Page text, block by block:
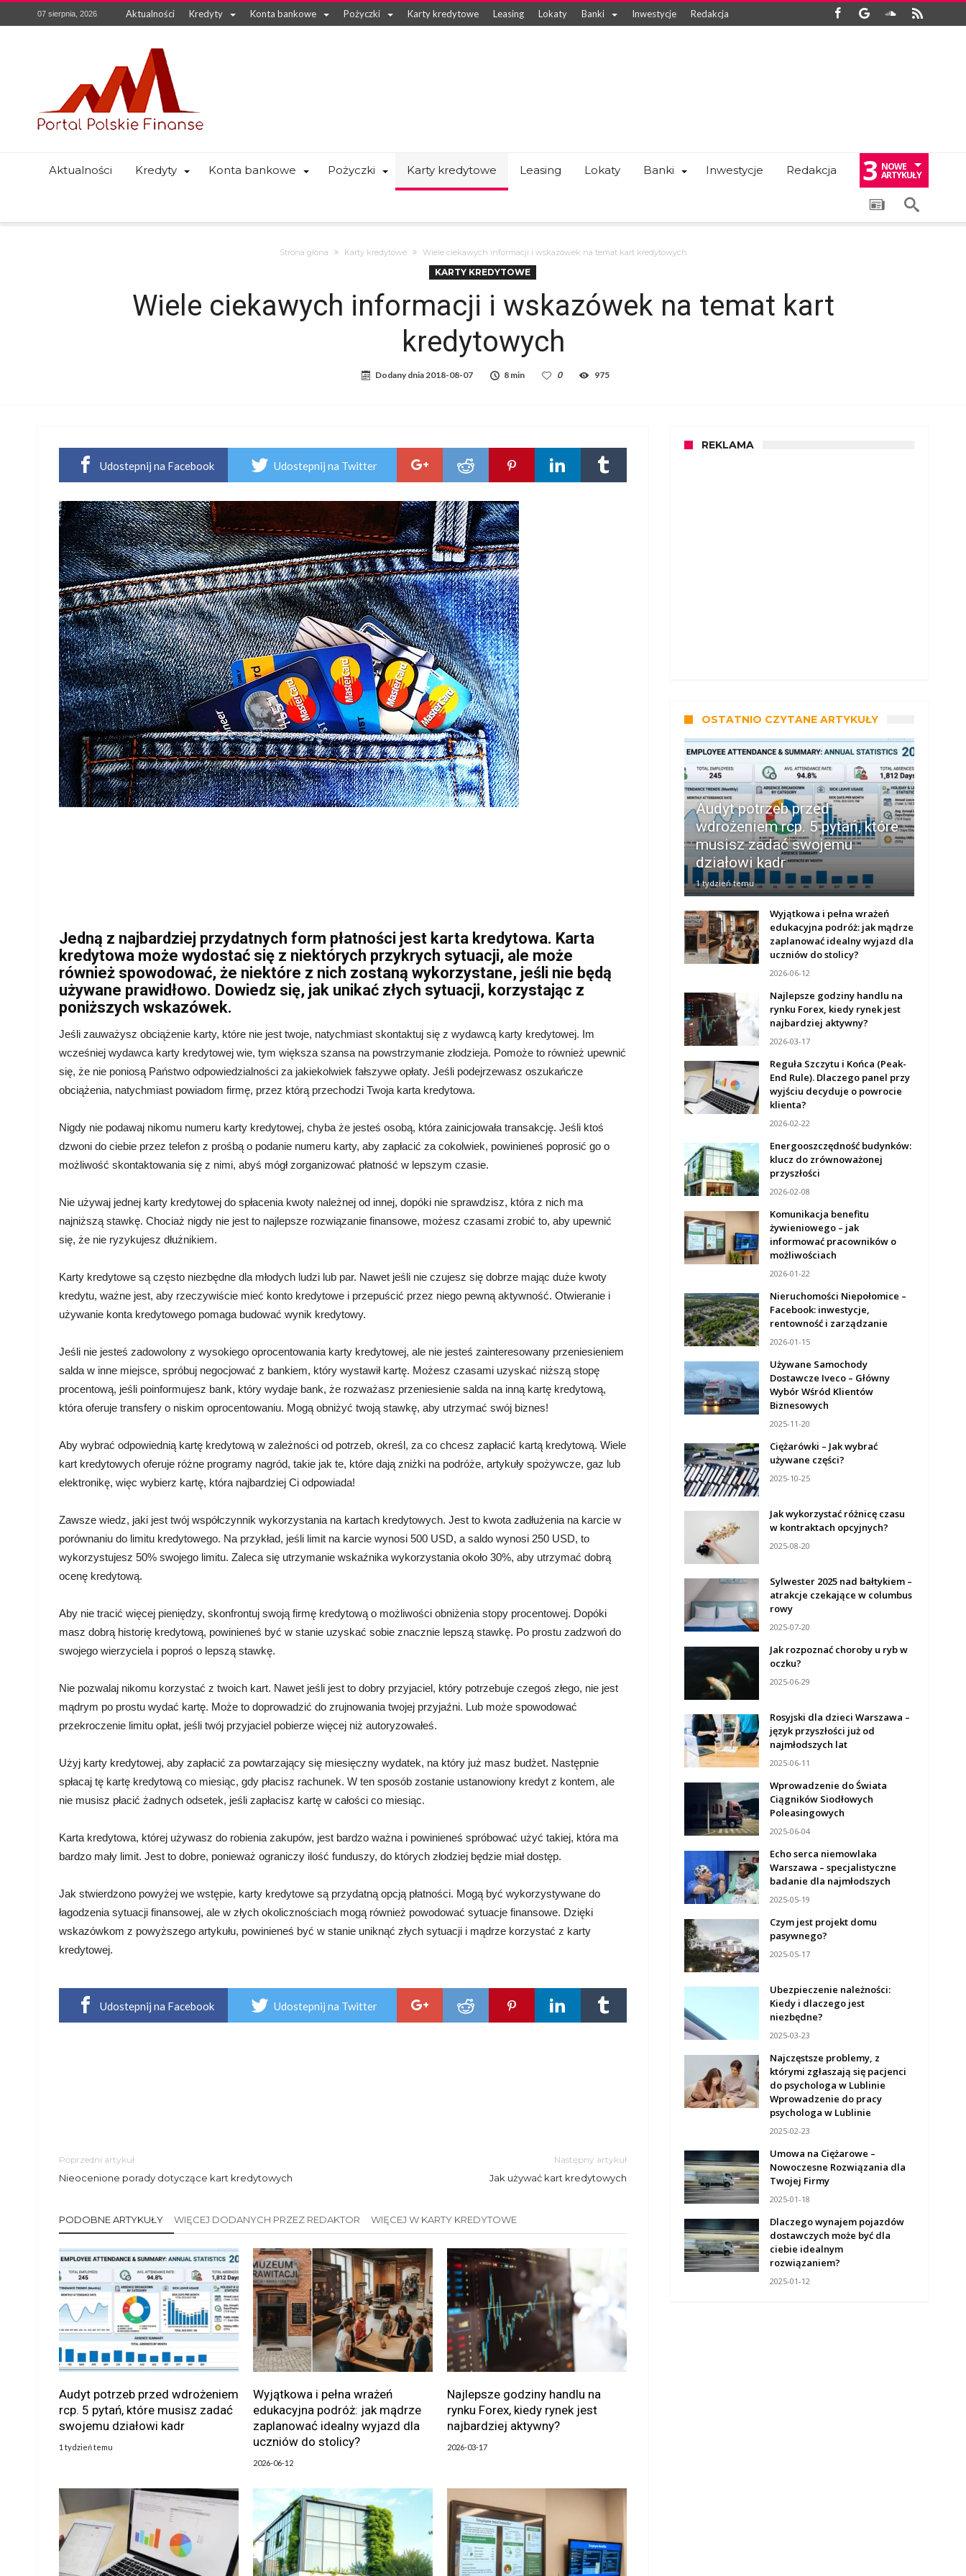
07 sierpnia, 2026 Aktualności Kredyty Konta bankowe Pożyczki Karty kredytowe Leasing Lokaty Banki Inwestycje Redakcja
Aktualności Kredyty Konta bankowe Pożyczki Karty kredytowe Leasing Lokaty Banki Inwestycje Redakcja 3 NOWE
ARTYKUŁY
Strona głóna Karty kredytowe Wiele ciekawych informacji i wskazówek na temat kart kredytowych
KARTY KREDYTOWE
Wiele ciekawych informacji i wskazówek na temat kart
kredytowych
Dodany dnia2018-08-07 8 min 0 975
Udostepnij na Facebook Udostepnij na Twitter
Jedną z najbardziej przydatnych form płatności jest karta kredytowa. Karta
kredytowa może wydostać się z niektórych przykrych sytuacji, ale może
również spowodować, że niektóre z nich zostaną wykorzystane, jeśli nie będą
używane prawidłowo. Dowiedz się, jak unikać złych sytuacji, korzystając z
poniższych wskazówek.
Jeśli zauważysz obciążenie karty, które nie jest twoje, natychmiast skontaktuj się z wydawcą karty kredytowej. Im
wcześniej wydawca karty kredytowej wie, tym większa szansa na powstrzymanie złodzieja. Pomoże to również upewnić
się, że nie poniosą Państwo odpowiedzialności za jakiekolwiek fałszywe opłaty. Jeśli podejrzewasz oszukańcze
obciążenia, natychmiast powiadom firmę, przez którą przechodzi Twoja karta kredytowa.
Nigdy nie podawaj nikomu numeru karty kredytowej, chyba że jesteś osobą, która zainicjowała transakcję. Jeśli ktoś
dzwoni do ciebie przez telefon z prośbą o podanie numeru karty, aby zapłacić za cokolwiek, powinieneś poprosić go o
możliwość skontaktowania się z nimi, abyś mógł zorganizować płatność w lepszym czasie.
Nie używaj jednej karty kredytowej do spłacenia kwoty należnej od innej, dopóki nie sprawdzisz, która z nich ma
najniższą stawkę. Chociaż nigdy nie jest to najlepsze rozwiązanie finansowe, możesz czasami zrobić to, aby upewnić
się, że nie ryzykujesz dłużnikiem.
Karty kredytowe są często niezbędne dla młodych ludzi lub par. Nawet jeśli nie czujesz się dobrze mając duże kwoty
kredytu, ważne jest, aby rzeczywiście mieć konto kredytowe i przepuścić przez niego pewną aktywność. Otwieranie i
używanie konta kredytowego pomaga budować wynik kredytowy.
Jeśli nie jesteś zadowolony z wysokiego oprocentowania karty kredytowej, ale nie jesteś zainteresowany przeniesieniem
salda w inne miejsce, spróbuj negocjować z bankiem, który wystawił kartę. Możesz czasami uzyskać niższą stopę
procentową, jeśli poinformujesz bank, który wydaje bank, że rozważasz przeniesienie salda na inną kartę kredytową,
która oferuje transfery o niskim oprocentowaniu. Mogą obniżyć twoją stawkę, aby utrzymać swój biznes!
Aby wybrać odpowiednią kartę kredytową w zależności od potrzeb, określ, za co chcesz zapłacić kartą kredytową. Wiele
kart kredytowych oferuje różne programy nagród, takie jak te, które dają zniżki na podróże, artykuły spożywcze, gaz lub
elektronikę, więc wybierz kartę, która najbardziej Ci odpowiada!
Zawsze wiedz, jaki jest twój współczynnik wykorzystania na kartach kredytowych. Jest to kwota zadłużenia na karcie w
porównaniu do limitu kredytowego. Na przykład, jeśli limit na karcie wynosi 500 USD, a saldo wynosi 250 USD, to
wykorzystujesz 50% swojego limitu. Zaleca się utrzymanie wskaźnika wykorzystania około 30%, aby utrzymać dobrą
ocenę kredytową.
Aby nie tracić więcej pieniędzy, skonfrontuj swoją firmę kredytową o możliwości obniżenia stopy procentowej. Dopóki
masz dobrą historię kredytową, powinieneś być w stanie uzyskać sobie znacznie lepszą stawkę. Po prostu zadzwoń do
swojego wierzyciela i poproś o lepszą stawkę.
Nie pozwalaj nikomu korzystać z twoich kart. Nawet jeśli jest to dobry przyjaciel, który potrzebuje czegoś złego, nie jest
mądrym po prostu wydać kartę. Może to doprowadzić do zrujnowania twojej przyjaźni. Lub może spowodować
przekroczenie limitu opłat, jeśli twój przyjaciel pobierze więcej niż autoryzowałeś.
Użyj karty kredytowej, aby zapłacić za powtarzający się miesięczny wydatek, na który już masz budżet. Następnie
spłacaj tę kartę kredytową co miesiąc, gdy płacisz rachunek. W ten sposób zostanie ustanowiony kredyt z kontem, ale
nie musisz płacić żadnych odsetek, jeśli zapłacisz kartę w całości co miesiąc.
Karta kredytowa, której używasz do robienia zakupów, jest bardzo ważna i powinieneś spróbować użyć takiej, która ma
bardzo mały limit. Jest to dobre, ponieważ ograniczy ilość funduszy, do których złodziej będzie miał dostęp.
Jak stwierdzono powyżej we wstępie, karty kredytowe są przydatną opcją płatności. Mogą być wykorzystywane do
łagodzenia sytuacji finansowej, ale w złych okolicznościach mogą również powodować sytuacje finansowe. Dzięki
wskazówkom z powyższego artykułu, powinieneś być w stanie uniknąć złych sytuacji i mądrze korzystać z karty
kredytowej.
Udostepnij na Facebook Udostepnij na Twitter
Poprzedni artykuł
Nieocenione porady dotyczące kart kredytowych
Następny artykuł
Jak używać kart kredytowych
PODOBNE ARTYKUŁY WIĘCEJ DODANYCH PRZEZ REDAKTOR WIĘCEJ W KARTY KREDYTOWE
Audyt potrzeb przed wdrożeniem
rcp. 5 pytań, które musisz zadać
swojemu działowi kadr
1 tydzień temu
Wyjątkowa i pełna wrażeń
edukacyjna podróż: jak mądrze
zaplanować idealny wyjazd dla
uczniów do stolicy?
2026-06-12
Najlepsze godziny handlu na
rynku Forex, kiedy rynek jest
najbardziej aktywny?
2026-03-17
REKLAMA
OSTATNIO CZYTANE ARTYKUŁY
Audyt potrzeb przed
wdrożeniem rcp. 5 pytań, które
musisz zadać swojemu
działowi kadr
1 tydzień temu
Wyjątkowa i pełna wrażeń
edukacyjna podróż: jak mądrze
zaplanować idealny wyjazd dla
uczniów do stolicy?
2026-06-12
Najlepsze godziny handlu na
rynku Forex, kiedy rynek jest
najbardziej aktywny?
2026-03-17
Reguła Szczytu i Końca (Peak-
End Rule). Dlaczego panel przy
wyjściu decyduje o powrocie
klienta?
2026-02-22
Energooszczędność budynków:
klucz do zrównoważonej
przyszłości
2026-02-08
Komunikacja benefitu
żywieniowego – jak
informować pracowników o
możliwościach
2026-01-22
Nieruchomości Niepołomice –
Facebook: inwestycje,
rentowność i zarządzanie
2026-01-15
Używane Samochody
Dostawcze Iveco – Główny
Wybór Wśród Klientów
Biznesowych
2025-11-20
Ciężarówki – Jak wybrać
używane części?
2025-10-25
Jak wykorzystać różnicę czasu
w kontraktach opcyjnych?
2025-08-20
Sylwester 2025 nad bałtykiem –
atrakcje czekające w columbus
rowy
2025-07-20
Jak rozpoznać choroby u ryb w
oczku?
2025-06-29
Rosyjski dla dzieci Warszawa –
język przyszłości już od
najmłodszych lat
2025-06-11
Wprowadzenie do Świata
Ciągników Siodłowych
Poleasingowych
2025-06-04
Echo serca niemowlaka
Warszawa – specjalistyczne
badanie dla najmłodszych
2025-05-19
Czym jest projekt domu
pasywnego?
2025-05-17
Ubezpieczenie należności:
Kiedy i dlaczego jest
niezbędne?
2025-03-23
Najczęstsze problemy, z
którymi zgłaszają się pacjenci
do psychologa w Lublinie
Wprowadzenie do pracy
psychologa w Lublinie
2025-02-23
Umowa na Ciężarowe –
Nowoczesne Rozwiązania dla
Twojej Firmy
2025-01-18
Dlaczego wynajem pojazdów
dostawczych może być dla
ciebie idealnym
rozwiązaniem?
2025-01-12